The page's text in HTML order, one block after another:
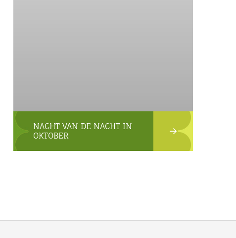
NACHT VAN DE NACHT IN
OKTOBER